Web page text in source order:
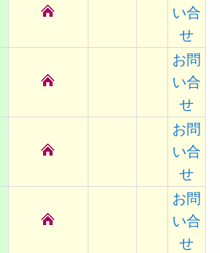
い合
せ
お問
い合
せ
お問
い合
せ
お問
い合
せ